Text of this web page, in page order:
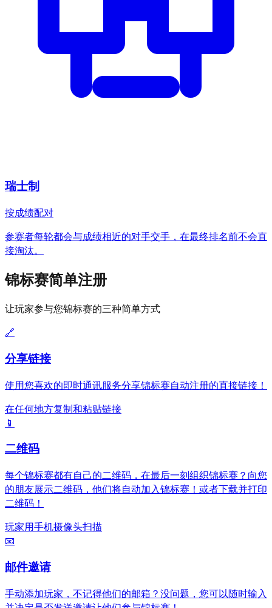
瑞士制
按成绩配对
参赛者每轮都会与成绩相近的对手交手，在最终排名前不会直
接淘汰。
锦标赛简单注册
让玩家参与您锦标赛的三种简单方式
🔗
分享链接
使用您喜欢的即时通讯服务分享锦标赛自动注册的直接链接！
在任何地方复制和粘贴链接
📱
二维码
每个锦标赛都有自己的二维码，在最后一刻组织锦标赛？向您
的朋友展示二维码，他们将自动加入锦标赛！或者下载并打印
二维码！
玩家用手机摄像头扫描
📧
邮件邀请
手动添加玩家，不记得他们的邮箱？没问题，您可以随时输入